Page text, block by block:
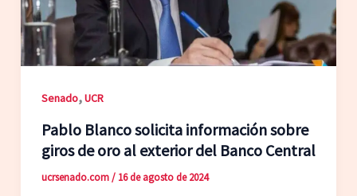
Senado,UCR
Pablo Blanco solicita información sobre
giros de oro al exterior del Banco Central
ucrsenado.com/ 16 de agosto de 2024